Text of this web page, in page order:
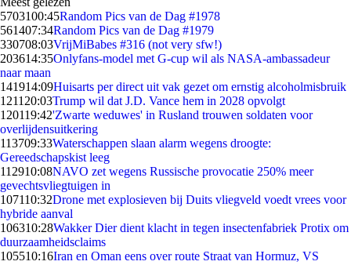
5703100:45Random Pics van de Dag #1978
561407:34Random Pics van de Dag #1979
330708:03VrijMiBabes #316 (not very sfw!)
203614:35Onlyfans-model met G-cup wil als NASA-ambassadeur
naar maan
141914:09Huisarts per direct uit vak gezet om ernstig alcoholmisbruik
1211 20:03Trump wil dat J.D. Vance hem in 2028 opvolgt
120119:42'Zwarte weduwes' in Rusland trouwen soldaten voor
overlijdensuitkering
113709:33Waterschappen slaan alarm wegens droogte:
Gereedschapskist leeg
112910:08NAVO zet wegens Russische provocatie 250% meer
gevechtsvliegtuigen in
107110:32Drone met explosieven bij Duits vliegveld voedt vrees voor
hybride aanval
106310:28Wakker Dier dient klacht in tegen insectenfabriek Protix om
duurzaamheidsclaims
105510:16Iran en Oman eens over route Straat van Hormuz, VS